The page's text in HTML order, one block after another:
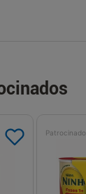
Patrocinado